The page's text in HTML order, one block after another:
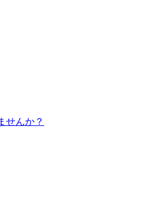
せんか？